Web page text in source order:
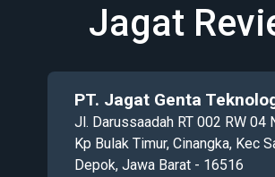
Jagat
PT. Jagat Genta
Jl. Darussaadah RT 002 RW 04
Kp Bulak Timur, Cinangka, Kec
Depok, Jawa Barat - 16516